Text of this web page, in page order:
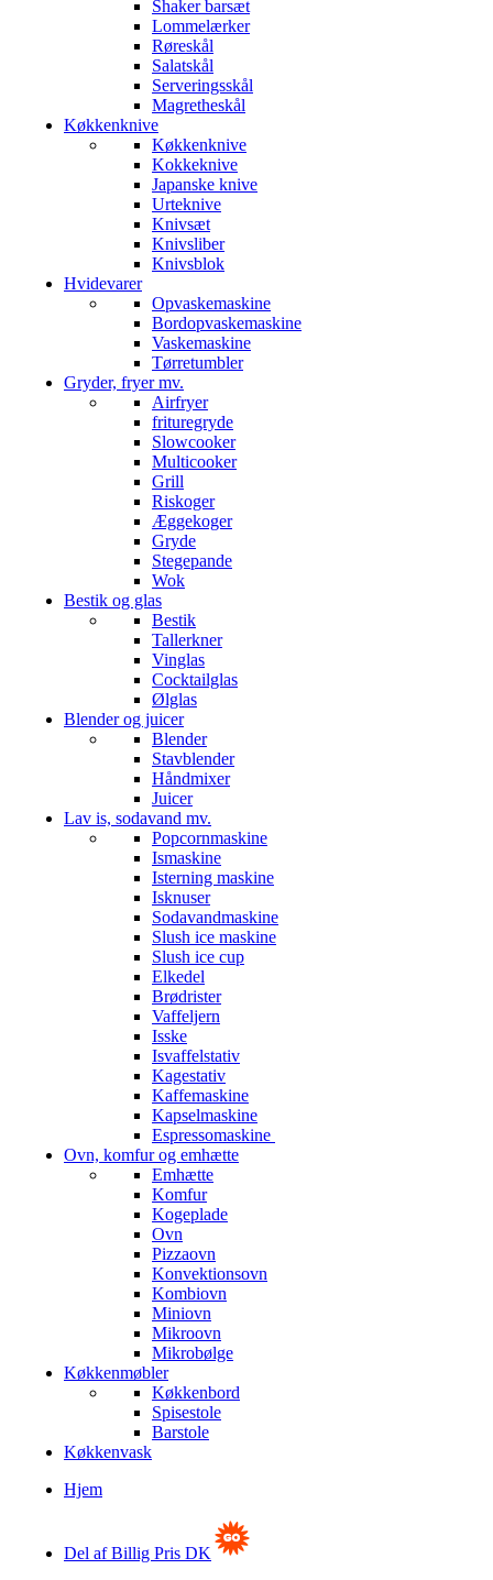
Shaker barsæt
Lommelærker
Røreskål
Salatskål
Serveringsskål
Magretheskål
Køkkenknive
Køkkenknive
Kokkeknive
Japanske knive
Urteknive
Knivsæt
Knivsliber
Knivsblok
Hvidevarer
Opvaskemaskine
Bordopvaskemaskine
Vaskemaskine
Tørretumbler
Gryder, fryer mv.
Airfryer
frituregryde
Slowcooker
Multicooker
Grill
Riskoger
Æggekoger
Gryde
Stegepande
Wok
Bestik og glas
Bestik
Tallerkner
Vinglas
Cocktailglas
Ølglas
Blender og juicer
Blender
Stavblender
Håndmixer
Juicer
Lav is, sodavand mv.
Popcornmaskine
Ismaskine
Isterning maskine
Isknuser
Sodavandmaskine
Slush ice maskine
Slush ice cup
Elkedel
Brødrister
Vaffeljern
Isske
Isvaffelstativ
Kagestativ
Kaffemaskine
Kapselmaskine
Espressomaskine
Ovn, komfur og emhætte
Emhætte
Komfur
Kogeplade
Ovn
Pizzaovn
Konvektionsovn
Kombiovn
Miniovn
Mikroovn
Mikrobølge
Køkkenmøbler
Køkkenbord
Spisestole
Barstole
Køkkenvask
Hjem
Del af Billig Pris DK